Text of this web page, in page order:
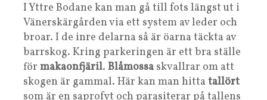
I Yttre Bodane kan man gå till fots längst ut i
Vänerskärgården via ett system av leder och
broar. I de inre delarna så är öarna täckta av
barrskog. Kring parkeringen är ett bra ställe
för makaonfjäril. Blåmossa skvallrar om att
skogen är gammal. Här kan man hitta tallört
som är en saprofyt och parasiterar på tallens